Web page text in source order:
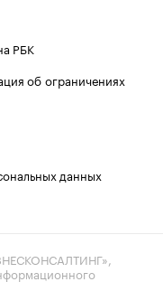
РБК
об ограничениях
данных